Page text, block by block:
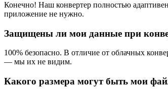
Конечно! Наш конвертер полностью
приложение не нужно.
Защищены ли мои данные при
100% безопасно. В отличие от облачных
— мы их не видим.
Какого размера могут быть мои